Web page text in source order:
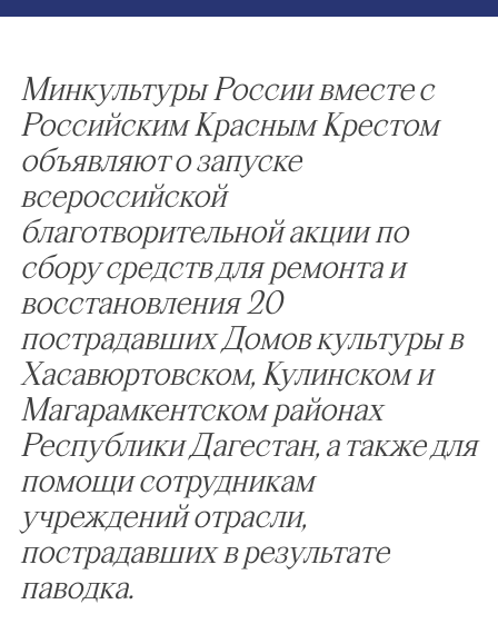
Минкультуры России вместе с
Российским Красным Крестом
объявляют о запуске
всероссийской
благотворительной акции по
сбору средств для ремонта и
восстановления 20
пострадавших Домов культуры в
Хасавюртовском, Кулинском и
Магарамкентском районах
Республики Дагестан, а также для
помощи сотрудникам
учреждений отрасли,
пострадавших в результате
паводка.